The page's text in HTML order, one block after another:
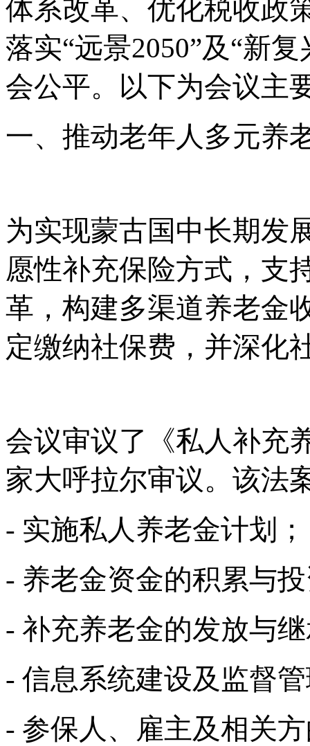
体系改革、优化税收政
落实“远景2050”及“新
会公平。以下为会议主
一、推动老年人多元养
为实现蒙古国中长期发
愿性补充保险方式，支
革，构建多渠道养老金
定缴纳社保费，并深化
会议审议了《私人补充
家大呼拉尔审议。该法
- 实施私人养老金计划；
- 养老金资金的积累与
- 补充养老金的发放与
- 信息系统建设及监督
- 参保人、雇主及相关